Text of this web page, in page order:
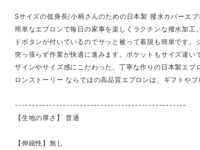
Sサイズの低身長/小柄さんのための日本製 撥水カバーエ
簡単なエプロンで毎日の家事を楽しくラクチンな撥水加工
ドボタンが付いているのでサッと被って着脱も簡単です。
突っ張らず作業が快適に進みます。ポケットもサイズ違
ザインやサイズ感にこだわった、丁寧な作りの日本製エ
ロンストーリー ならではの高品質エプロンは、ギフトやプ
--------------------------------------------------
【生地の厚さ】 普通
【伸縮性】無し